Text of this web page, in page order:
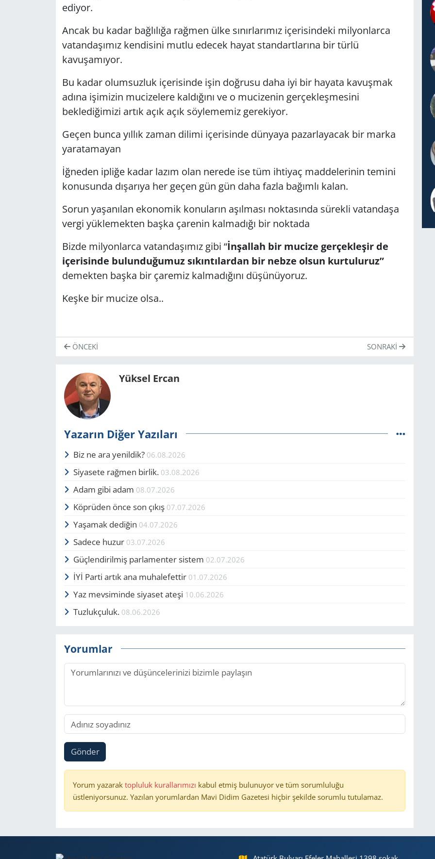
ediyor.
Ancak bu kadar bağlılığa rağmen ülke sınırlarımız içerisindeki milyonlarca
vatandaşımız kendisini mutlu edecek hayat standartlarına bir türlü
kavuşamıyor.
Bu kadar olumsuzluk içerisinde işin doğrusu daha iyi bir hayata kavuşmak
adına işimizin mucizelere kaldığını ve o mucizenin gerçekleşmesini
beklediğimizi artık açık açık söylememiz gerekiyor.
Geçen bunca yıllık zaman dilimi içerisinde dünyaya pazarlayacak bir marka
yaratamayan
İğneden ipliğe kadar lazım olan nerede ise tüm ihtiyaç maddelerinin temini
konusunda dışarıya her geçen gün gün daha fazla bağımlı kalan.
Sorun yaşanılan ekonomik konuların aşılması noktasında sürekli vatandaşa
vergi yüklemekten başka çarenin kalmadığı bir noktada
Bizde milyonlarca vatandaşımız gibi “İnşallah bir mucize gerçekleşir de
içerisinde bulunduğumuz sıkıntılardan bir nebze olsun kurtuluruz”
demekten başka bir çaremiz kalmadığını düşünüyoruz.
Keşke bir mucize olsa..
ÖNCEKI SONRAKI
Yüksel Ercan
Yazarın Diğer Yazıları
Biz ne ara yenildik? 06.08.2026
Siyasete rağmen birlik. 03.08.2026
Adam gibi adam 08.07.2026
Köprüden önce son çıkış 07.07.2026
Yaşamak dediğin 04.07.2026
Sadece huzur 03.07.2026
Güçlendirilmiş parlamenter sistem 02.07.2026
İYİ Parti artık ana muhalefettir 01.07.2026
Yaz mevsiminde siyaset ateşi 10.06.2026
Tuzlukçuluk. 08.06.2026
Yorumlar
Gönder
Yorum yazarak topluluk kurallarımızı kabul etmiş bulunuyor ve tüm sorumluluğu
üstleniyorsunuz. Yazılan yorumlardan Mavi Didim Gazetesi hiçbir şekilde sorumlu tutulamaz.